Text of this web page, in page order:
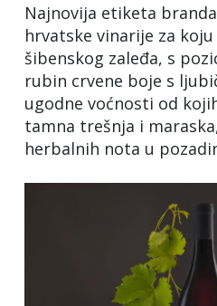
Najnovija etiketa
hrvatske vinarije za
šibenskog zaleđa, s
rubin crvene boje s
ugodne voćnosti od
tamna trešnja i
herbalnih nota u